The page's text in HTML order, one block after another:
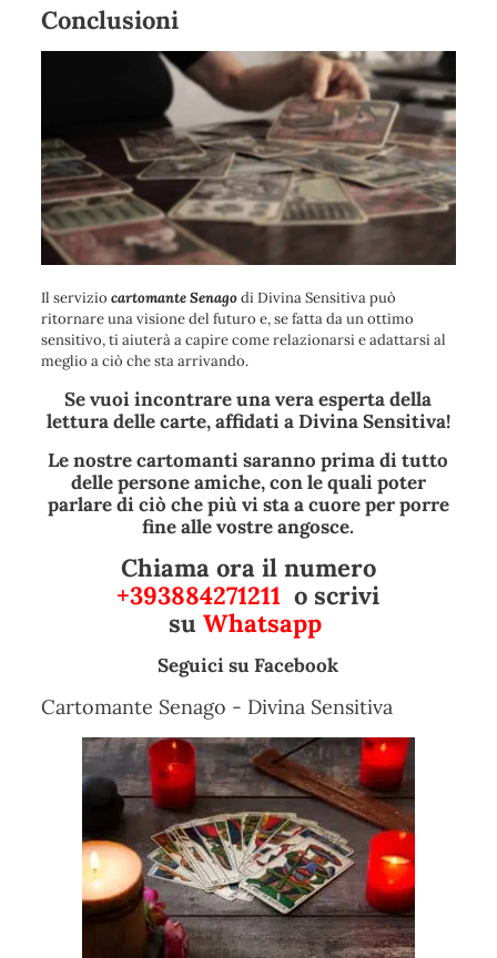
Conclusioni
Il servizio cartomante Senagodi Divina Sensitiva può
ritornare una visione del futuro e, se fatta da un ottimo
sensitivo, ti aiuterà a capire come relazionarsi e adattarsi al
meglio a ciò che sta arrivando.
Se vuoi incontrare una vera esperta della
lettura delle carte, affidati a Divina Sensitiva!
Le nostre cartomanti saranno prima di tutto
delle persone amiche, con le quali poter
parlare di ciò che più vi sta a cuore per porre
fine alle vostre angosce.
Chiama ora il numero
+393884271211 o scrivi
su Whatsapp
Seguici su Facebook
Cartomante Senago - Divina Sensitiva